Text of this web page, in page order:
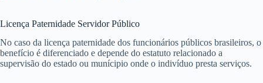
Licença Paternidade Servidor Público
No caso da licença paternidade dos funcionários públicos brasileiros, o
benefício é diferenciado e depende do estatuto relacionado a
supervisão do estado ou munícipio onde o indivíduo presta serviços.